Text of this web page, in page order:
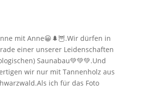
mit Anne😀🌲🦉.Wir dürfen in
einer unserer Leidenschaften
Saunabau💚💚💚.Und
wir nur mit Tannenholz aus
ich für das Foto